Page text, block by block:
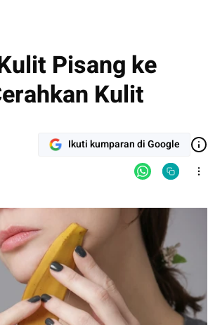
Pisang ke
Kulit
Ikuti kumparan di Google